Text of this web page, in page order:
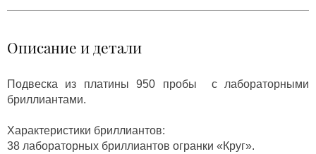
Описание и детали
Подвеска из платины 950 пробы с лабораторными
бриллиантами.
Характеристики бриллиантов:
38 лабораторных бриллиантов огранки «Круг».